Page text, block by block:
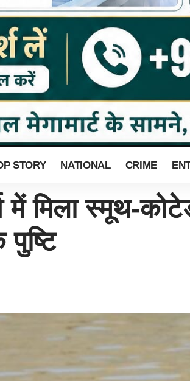
STORY NATIONAL CRIME
में मिला स्मूथ-